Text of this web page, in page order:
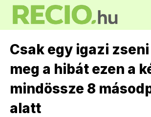
Csak egy igazi
meg a hibát ezen a
mindössze 8
alatt